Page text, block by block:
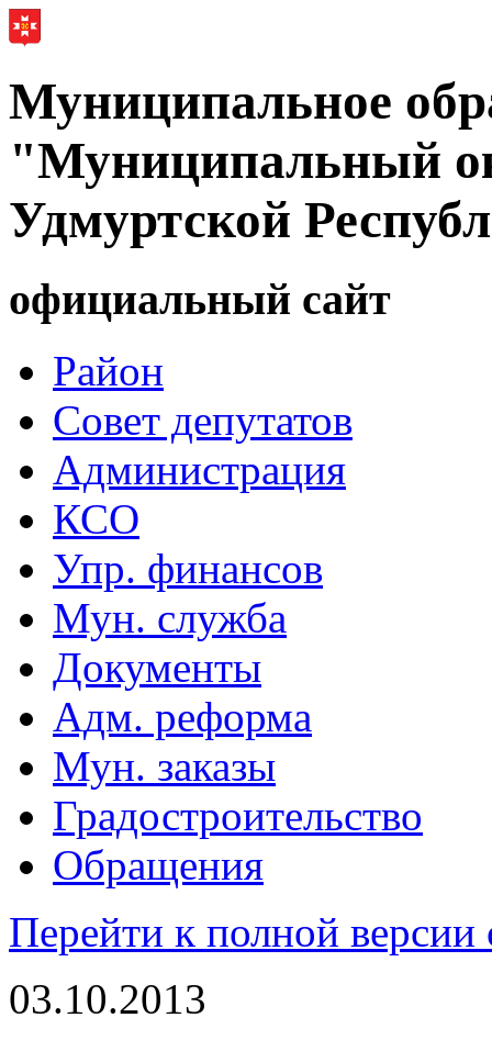
Муниципальное
"Муниципальный
Удмуртской
официальный сайт
Район
Совет депутатов
Администрация
КСО
Упр. финансов
Мун. служба
Документы
Адм. реформа
Мун. заказы
Градостроительство
Обращения
Перейти к полной версии
03.10.2013